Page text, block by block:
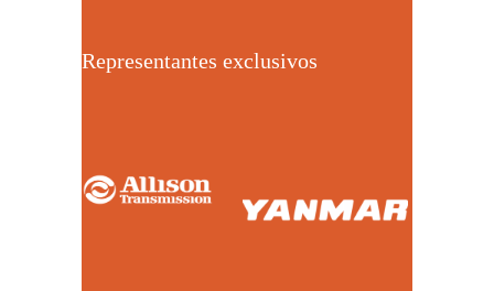
Representantes exclusivos